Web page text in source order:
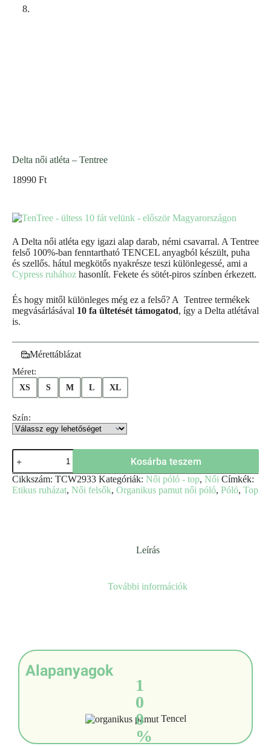
Delta női atléta – Tentree
18990 Ft
A Delta női atléta egy igazi alap darab, némi csavarral. A Tentree
felső 100%-ban fenntartható TENCEL anyagból készült, puha
és szellős. hátul megkötős nyakrésze teszi különlegessé, ami a
Cypress ruhához hasonlít. Fekete és sötét-piros színben érkezett.
És hogy mitől különleges még ez a felső? A Tentree termékek
megvásárlásával 10 fa ültetését támogatod, így a Delta atlétával
is.
Mérettáblázat
Méret:
XS S M L XL
Szín:
Kosárba teszem
Cikkszám: TCW2933 Kategóriák: Női póló - top, Női Címkék:
Etikus ruházat, Női felsők, Organikus pamut női póló, Póló, Top
Leírás
További információk
Alapanyagok
1
0
0
%
Tencel